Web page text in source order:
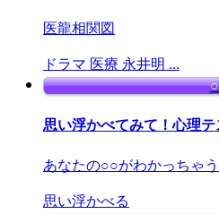
医龍相関図
ドラマ 医療 永井明 ...
思い浮かべてみて！心理テ
あなたの○○がわかっちゃ
思い浮かべる